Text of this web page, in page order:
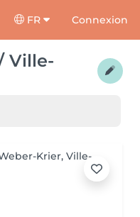
FR Connexion
Ville-